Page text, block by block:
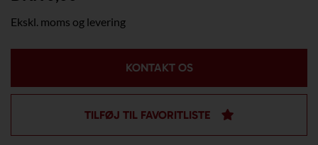
Ekskl. moms og levering
KONTAKT OS
TILFØJ TIL FAVORITLISTE